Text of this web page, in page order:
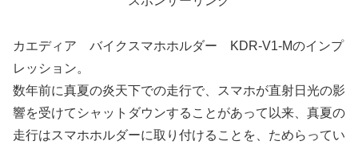
カエディア バイクスマホホルダー KDR-V1-Mのインプ
レッション。
数年前に真夏の炎天下での走行で、スマホが直射日光の影
響を受けてシャットダウンすることがあって以来、真夏の
走行はスマホホルダーに取り付けることを、ためらってい